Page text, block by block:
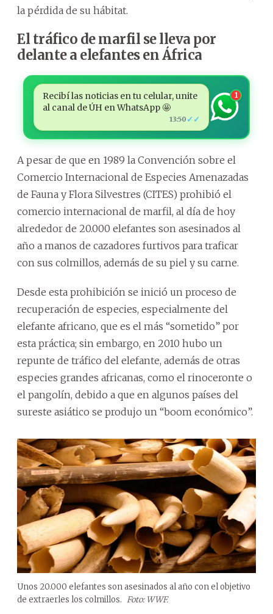
la pérdida de su hábitat.
El tráfico de marfil se lleva por
delante a elefantes en África
Recibí las noticias en tu celular, unite
al canal de ÚH en WhatsApp 🤩
13:50 ✓✓
1
A pesar de que en 1989 la Convención sobre el
Comercio Internacional de Especies Amenazadas
de Fauna y Flora Silvestres (CITES) prohibió el
comercio internacional de marfil, al día de hoy
alrededor de 20.000 elefantes son asesinados al
año a manos de cazadores furtivos para traficar
con sus colmillos, además de su piel y su carne.
Desde esta prohibición se inició un proceso de
recuperación de especies, especialmente del
elefante africano, que es el más “sometido” por
esta práctica; sin embargo, en 2010 hubo un
repunte de tráfico del elefante, además de otras
especies grandes africanas, como el rinoceronte o
el pangolín, debido a que en algunos países del
sureste asiático se produjo un “boom económico”.
Unos 20.000 elefantes son asesinados al año con el objetivo
de extraerles los colmillos. Foto: WWF.